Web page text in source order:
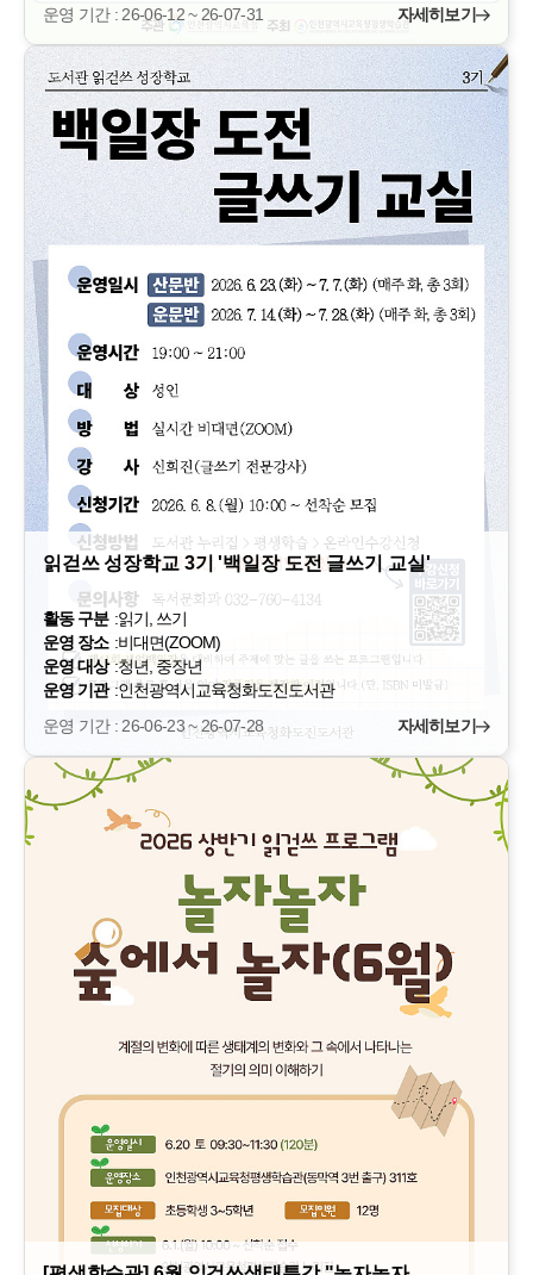
운영 기간 : 26-06-12 ~ 26-07-31
자세히보기
읽걷쓰 성장학교 3기 '백일장 도전 글쓰기 교실'
활동 구분 :읽기, 쓰기
운영 장소 :비대면(ZOOM)
운영 대상 :청년, 중장년
운영 기관 :인천광역시교육청화도진도서관
운영 기간 : 26-06-23 ~ 26-07-28
자세히보기